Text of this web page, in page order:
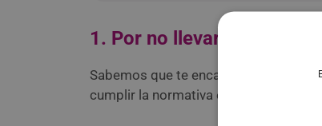
1. Por no llevar a tu perro
Sabemos que te encanta hacer
cumplir la normativa en cuanto a la